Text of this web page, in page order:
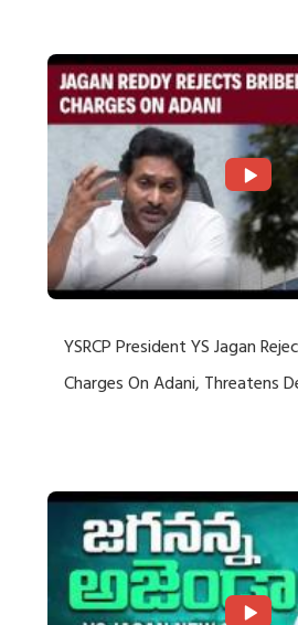
YSRCP President YS Jagan
Charges On Adani, Threatens